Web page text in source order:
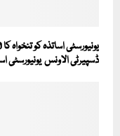
ڈسپیرٹی الاونس یونیورسٹی